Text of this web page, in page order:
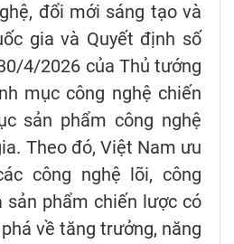
đổi mới sáng tạo và
gia và Quyết định số
4/2026 của Thủ tướng
mục công nghệ chiến
sản phẩm công nghệ
Theo đó, Việt Nam ưu
công nghệ lõi, công
sản phẩm chiến lược có
về tăng trưởng, năng